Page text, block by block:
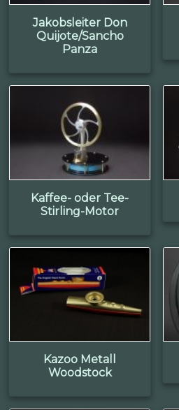
Jakobsleiter Don
Quijote/Sancho
Panza
Kaffee- oder Tee-
Stirling-Motor
Kazoo Metall
Woodstock